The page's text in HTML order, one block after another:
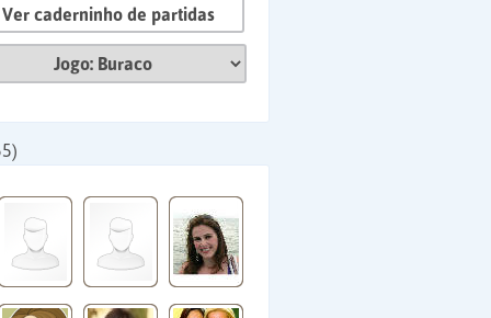
Ver caderninho de partidas